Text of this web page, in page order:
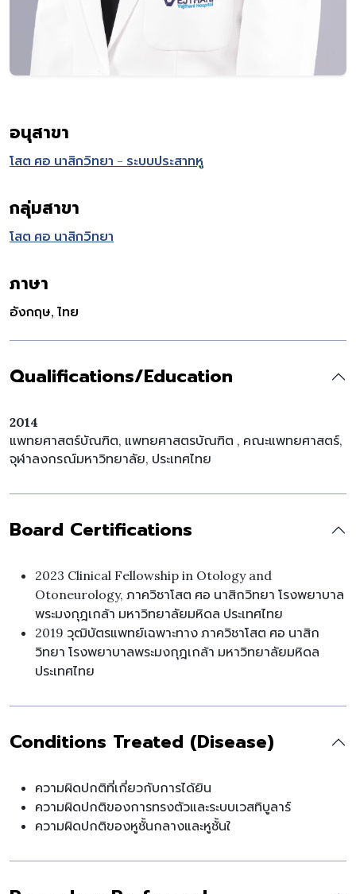
อนุสาขา
โสต ศอ นาสิกวิทยา - ระบบประสาทหู
กลุ่มสาขา
โสต ศอ นาสิกวิทยา
ภาษา
อังกฤษ, ไทย
Qualifications/Education
2014
แพทยศาสตร์บัณฑิต, แพทยศาสตรบัณฑิต , คณะแพทยศาสตร์,
จุฬาลงกรณ์มหาวิทยาลัย, ประเทศไทย
Board Certifications
2023 Clinical Fellowship in Otology and
Otoneurology, ภาควิชาโสต ศอ นาสิกวิทยา โรงพยาบาล
พระมงกุฎเกล้า มหาวิทยาลัยมหิดล ประเทศไทย
2019 วุฒิบัตรแพทย์เฉพาะทาง ภาควิชาโสต ศอ นาสิก
วิทยา โรงพยาบาลพระมงกุฎเกล้า มหาวิทยาลัยมหิดล
ประเทศไทย
Conditions Treated (Disease)
ความผิดปกติที่เกี่ยวกับการได้ยิน
ความผิดปกติของการทรงตัวและระบบเวสทิบูลาร์
ความผิดปกติของหูชั้นกลางและหูชั้นใ